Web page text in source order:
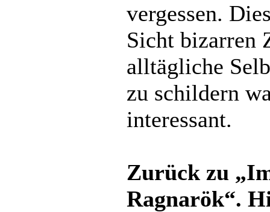
vergessen.
Sicht bizarren
alltägliche
zu schildern
interessant.
Zurück zu
Ragnarök“.